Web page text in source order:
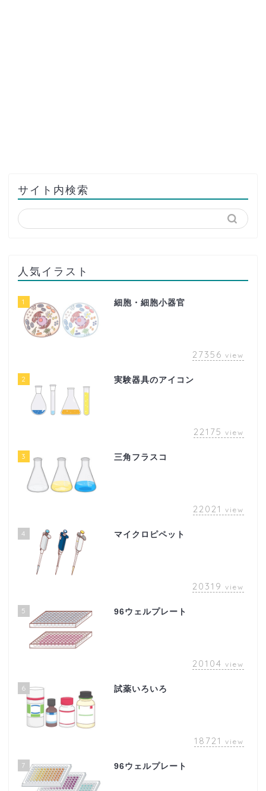
サイト内検索
人気イラスト
1 細胞・細胞小器官
27356 view
2 実験器具のアイコン
22175 view
3 三角フラスコ
22021 view
4 マイクロピペット
20319 view
5 96ウェルプレート
20104 view
6 試薬いろいろ
18721 view
7 96ウェルプレート